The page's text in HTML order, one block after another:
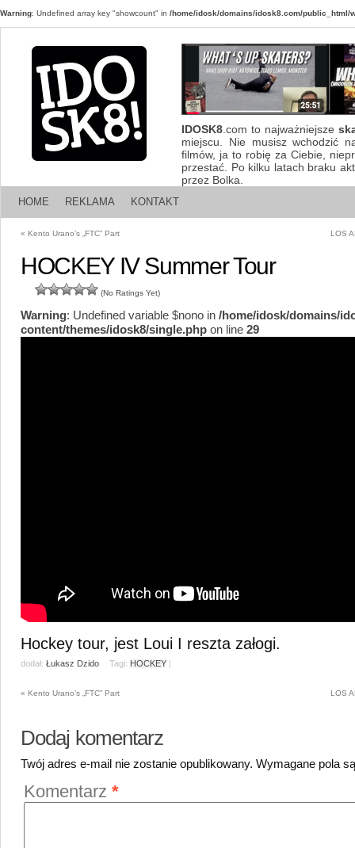
Warning: Undefined array key "showcount" in /home/idosk/domains/idosk8.com/public_html/
IDOSK8 .com to najważniejsze
miejscu. Nie musisz wchodzić
filmów, ja to robię za Ciebie,
przestać. Po kilku latach braku
przez Bolka.
HOME REKLAMA KONTAKT
« Kento Urano’s „FTC” Part LOS
HOCKEY IV Summer Tour
(No Ratings Yet)
Warning: Undefined variable $nono in /home/idosk/domains/
content/themes/idosk8/single.php on line 29
Hockey tour, jest Loui I reszta załogi.
dodał: Łukasz Dzido Tagi: HOCKEY |
« Kento Urano’s „FTC” Part LOS
Dodaj komentarz
Twój adres e-mail nie zostanie opublikowany. Wymagane pola
Komentarz *